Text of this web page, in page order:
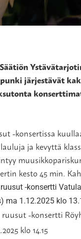
järjestävät
-konsertissa
ja kevyttä
kesto 45 min.
-konsertti
ma 1.12.2025 klo
-konsertti
klo 14.15